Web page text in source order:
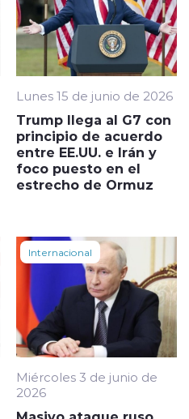
Lunes 15 de junio de 2026
Trump llega al G7 con
principio de acuerdo
entre EE.UU. e Irán y
foco puesto en el
estrecho de Ormuz
Internacional
Miércoles 3 de junio de
2026